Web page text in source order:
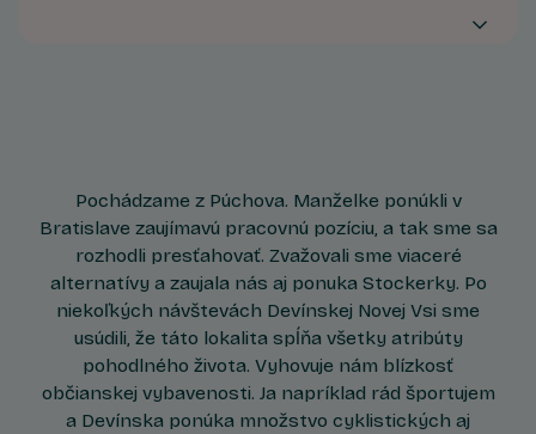
Pochádzame z Púchova. Manželke ponúkli v
Bratislave zaujímavú pracovnú pozíciu, a tak sme sa
rozhodli presťahovať. Zvažovali sme viaceré
alternatívy a zaujala nás aj ponuka Stockerky. Po
niekoľkých návštevách Devínskej Novej Vsi sme
usúdili, že táto lokalita spĺňa všetky atribúty
pohodlného života. Vyhovuje nám blízkosť
občianskej vybavenosti. Ja napríklad rád športujem
a Devínska ponúka množstvo cyklistických aj